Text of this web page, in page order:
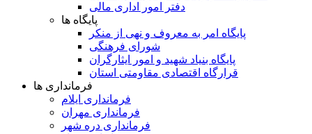
دفتر امور اداری مالی
پایگاه ها
پایگاه امر به معروف و نهی از منکر
شورای فرهنگی
پایگاه بنیاد شهید و امور ایثارگران
قرارگاه اقتصادی مقاومتی استان
فرمانداری ها
فرمانداری ایلام
فرمانداری مهران
فرمانداری دره شهر